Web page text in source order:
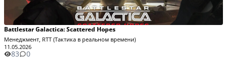
Battlestar Galactica: Scattered Hopes
Менеджмент, RTT (Тактика в реальном времени)
11.05.2026
83 0